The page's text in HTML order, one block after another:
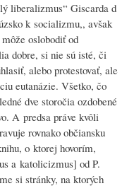
liberalizmus“ Giscarda d
k socializmu,, avšak
oslobodiť od
dobre, si nie sú isté, či
alebo protestovať, ale
eutanázie. Všetko, čo
dve storočia ozdobené
A predsa práve kvôli
rovnako občiansku
o ktorej hovorím,
a katolicizmus] od P.
si stránky, na ktorých